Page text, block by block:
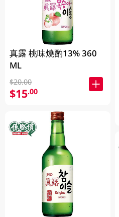
真露 桃味燒酌13% 360
ML
$20.00
$15.00